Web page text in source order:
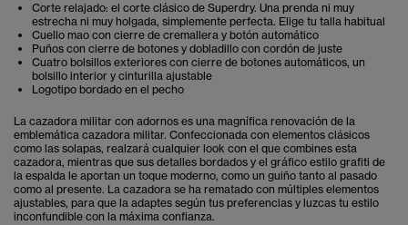
Corte relajado: el corte clásico de Superdry. Una prenda ni muy
estrecha ni muy holgada, simplemente perfecta. Elige tu talla habitual
Cuello mao con cierre de cremallera y botón automático
Puños con cierre de botones y dobladillo con cordón de juste
Cuatro bolsillos exteriores con cierre de botones automáticos, un
bolsillo interior y cinturilla ajustable
Logotipo bordado en el pecho
La cazadora militar con adornos es una magnífica renovación de la
emblemática cazadora militar. Confeccionada con elementos clásicos
como las solapas, realzará cualquier look con el que combines esta
cazadora, mientras que sus detalles bordados y el gráfico estilo grafiti de
la espalda le aportan un toque moderno, como un guiño tanto al pasado
como al presente. La cazadora se ha rematado con múltiples elementos
ajustables, para que la adaptes según tus preferencias y luzcas tu estilo
inconfundible con la máxima confianza.